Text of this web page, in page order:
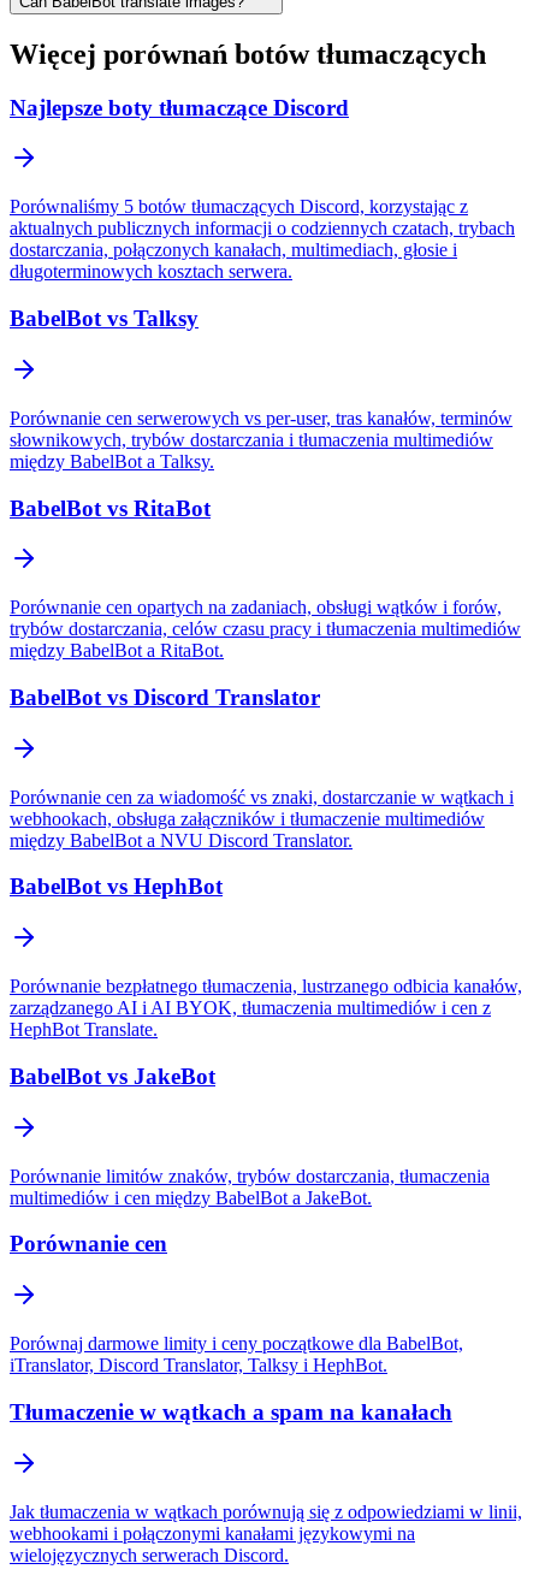
Więcej porównań botów tłumaczących
Najlepsze boty tłumaczące Discord
Porównaliśmy 5 botów tłumaczących Discord, korzystając z
aktualnych publicznych informacji o codziennych czatach, trybach
dostarczania, połączonych kanałach, multimediach, głosie i
długoterminowych kosztach serwera.
BabelBot vs Talksy
Porównanie cen serwerowych vs per-user, tras kanałów, terminów
słownikowych, trybów dostarczania i tłumaczenia multimediów
między BabelBot a Talksy.
BabelBot vs RitaBot
Porównanie cen opartych na zadaniach, obsługi wątków i forów,
trybów dostarczania, celów czasu pracy i tłumaczenia multimediów
między BabelBot a RitaBot.
BabelBot vs Discord Translator
Porównanie cen za wiadomość vs znaki, dostarczanie w wątkach i
webhookach, obsługa załączników i tłumaczenie multimediów
między BabelBot a NVU Discord Translator.
BabelBot vs HephBot
Porównanie bezpłatnego tłumaczenia, lustrzanego odbicia kanałów,
zarządzanego AI i AI BYOK, tłumaczenia multimediów i cen z
HephBot Translate.
BabelBot vs JakeBot
Porównanie limitów znaków, trybów dostarczania, tłumaczenia
multimediów i cen między BabelBot a JakeBot.
Porównanie cen
Porównaj darmowe limity i ceny początkowe dla BabelBot,
iTranslator, Discord Translator, Talksy i HephBot.
Tłumaczenie w wątkach a spam na kanałach
Jak tłumaczenia w wątkach porównują się z odpowiedziami w linii,
webhookami i połączonymi kanałami językowymi na
wielojęzycznych serwerach Discord.